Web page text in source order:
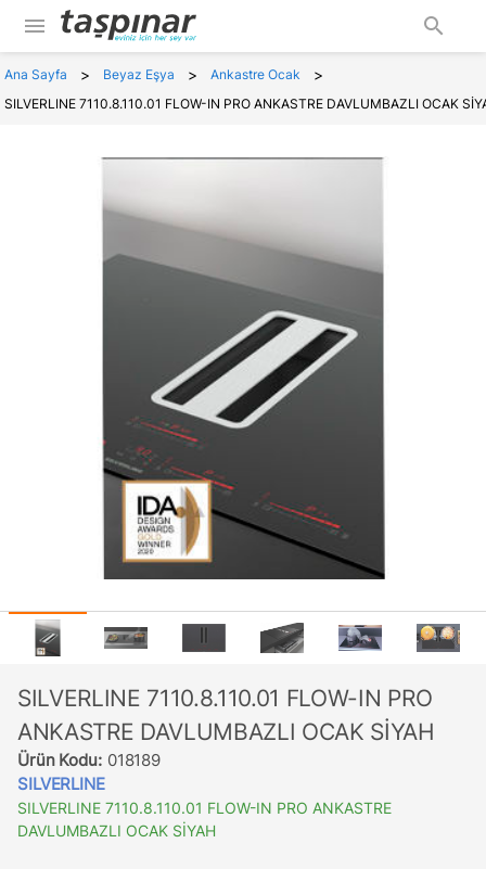
menu search
Ana Sayfa > Beyaz Eşya > Ankastre Ocak >
SILVERLINE 7110.8.110.01 FLOW-IN PRO ANKASTRE DAVLUMBAZLI OCAK
SILVERLINE 7110.8.110.01 FLOW-IN PRO
ANKASTRE DAVLUMBAZLI OCAK SİYAH
Ürün Kodu: 018189
SILVERLINE
SILVERLINE 7110.8.110.01 FLOW-IN PRO ANKASTRE
DAVLUMBAZLI OCAK SİYAH